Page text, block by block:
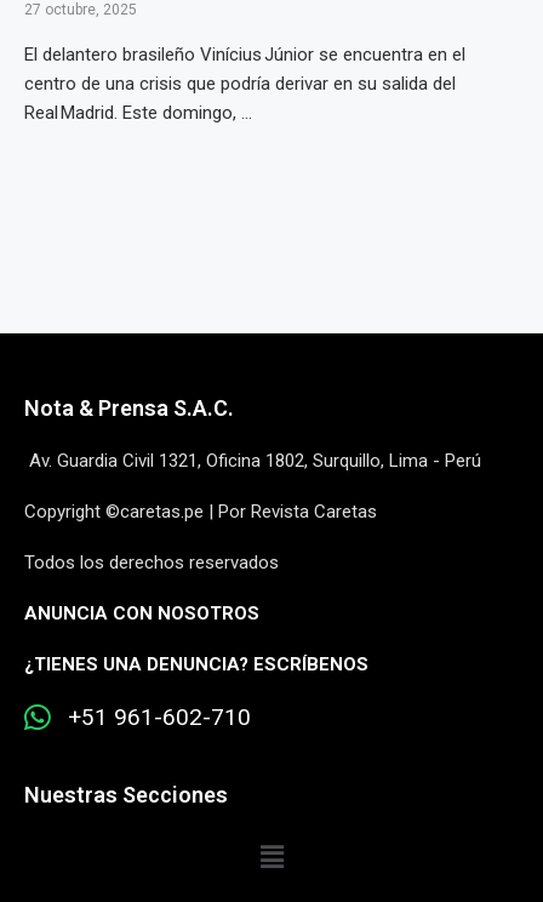
27 octubre, 2025
El delantero brasileño Vinícius Júnior se encuentra en el
centro de una crisis que podría derivar en su salida del
Real Madrid. Este domingo, ...
Nota & Prensa S.A.C.
Av. Guardia Civil 1321, Oficina 1802, Surquillo, Lima - Perú
Copyright ©caretas.pe | Por Revista Caretas
Todos los derechos reservados
ANUNCIA CON NOSOTROS
¿TIENES UNA DENUNCIA? ESCRÍBENOS
+51 961-602-710
Nuestras Secciones